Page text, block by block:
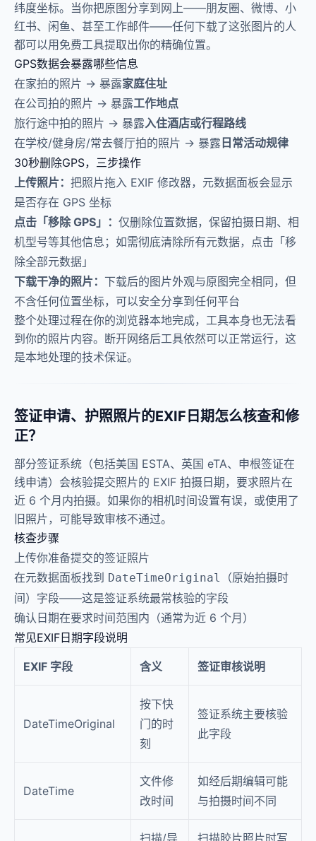
纬度坐标。当你把原图分享到网上——朋友圈、微博、小
红书、闲鱼、甚至工作邮件——任何下载了这张图片的人
都可以用免费工具提取出你的精确位置。
GPS数据会暴露哪些信息
在家拍的照片 → 暴露家庭住址
在公司拍的照片 → 暴露工作地点
旅行途中拍的照片 → 暴露入住酒店或行程路线
在学校/健身房/常去餐厅拍的照片 → 暴露 日常活动规律
30秒删除GPS，三步操作
上传照片： 把照片拖入 EXIF 修改器，元数据面板会显示
是否存在 GPS 坐标
点击「移除 GPS」： 仅删除位置数据，保留拍摄日期、相
机型号等其他信息；如需彻底清除所有元数据，点击「移
除全部元数据」
下载干净的照片： 下载后的图片外观与原图完全相同，但
不含任何位置坐标，可以安全分享到任何平台
整个处理过程在你的浏览器本地完成，工具本身也无法看
到你的照片内容。断开网络后工具依然可以正常运行，这
是本地处理的技术保证。
签证申请、护照照片的EXIF日期怎么核查和修
正？
部分签证系统（包括美国 ESTA、英国 eTA、申根签证在
线申请）会核验提交照片的 EXIF 拍摄日期，要求照片在
近 6 个月内拍摄。如果你的相机时间设置有误，或使用了
旧照片，可能导致审核不通过。
核查步骤
上传你准备提交的签证照片
在元数据面板找到 DateTimeOriginal
（原始拍摄时
间）字段——这是签证系统最常核验的字段
确认日期在要求时间范围内（通常为近 6 个月）
常见EXIF日期字段说明
EXIF 字段 含义 签证审核说明
DateTimeOriginal
按下快
门的时
刻
签证系统主要核验
此字段
DateTime
文件修
改时间
如经后期编辑可能
与拍摄时间不同
扫描/导
扫描胶片照片时写